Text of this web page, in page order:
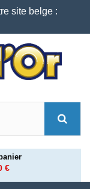
site belge :
€